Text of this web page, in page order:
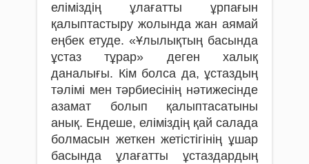
еліміздің ұлағатты ұрпағын
қалыптастыру жолында жан аямай
еңбек етуде. «Ұлылықтың басында
ұстаз тұрар» деген халық
даналығы. Кім болса да, ұстаздың
тәлімі мен тәрбиесінің нәтижесінде
азамат болып қалыптасатыны
анық. Ендеше, еліміздің қай салада
болмасын жеткен жетістігінің ұшар
басында ұлағатты ұстаздардың